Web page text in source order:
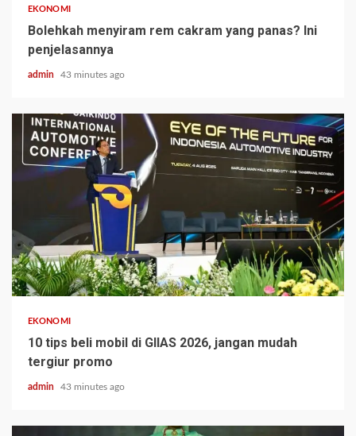
EKONOMI
Bolehkah menyiram rem cakram yang panas? Ini
penjelasannya
admin 43 minutes ago
EKONOMI
10 tips beli mobil di GIIAS 2026, jangan mudah
tergiur promo
admin 43 minutes ago